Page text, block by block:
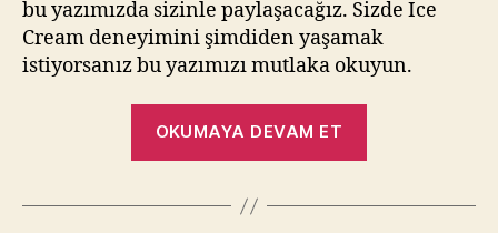
bu yazımızda sizinle paylaşacağız. Sizde Ice
Cream deneyimini şimdiden yaşamak
istiyorsanız bu yazımızı mutlaka okuyun.
OKUMAYA DEVAM ET
Cream’i